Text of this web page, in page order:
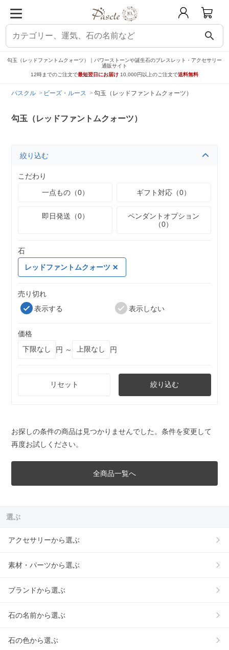
search
勾玉（レッドファントムクォーツ）｜パワーストーンや誕生石のブレスレット・アクセサリー
通販サイト
12時までのご注文で最短翌日にお届け 10,000円以上のご注文で送料無料
パスクル ビーズ・ルース 勾玉（レッドファントムクォーツ）
勾玉（レッドファントムクォーツ）
絞り込む
こだわり
一点もの（0）
ギフト対応（0）
即日発送（0）
ペンダントオプション
（0）
石
レッドファントムクォーツ
売り切れ
表示する
表示しない
価格
円 ～
円
リセット 絞り込む
お探しの条件の商品は見つかりませんでした。条件を変更して
再度お試しください。
全商品一覧へ
選ぶ
アクセサリーから選ぶ
素材・パーツから選ぶ
ブランドから選ぶ
石の名前から選ぶ
石の色から選ぶ